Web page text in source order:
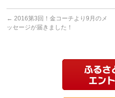
← 2016第3回！金コーチより9月のメ
ッセージが届きました！